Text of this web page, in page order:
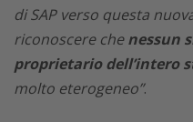
di SAP verso questa
riconoscere chenessun
proprietario dell’intero
molto eterogeneo”.